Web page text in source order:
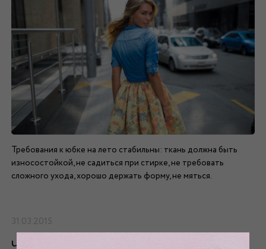
Требования к юбке на лето стабильны: ткань должна быть
износостойкой, не садиться при стирке, не требовать
сложного ухода, хорошо держать форму, не мяться.
31.03.2015